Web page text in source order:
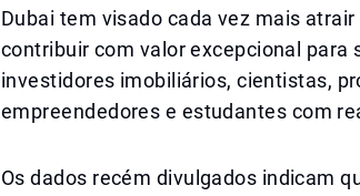
Dubai tem visado cada vez mais
contribuir com valor excepcional para
investidores imobiliários, cientistas,
empreendedores e estudantes com
Os dados recém divulgados indicam